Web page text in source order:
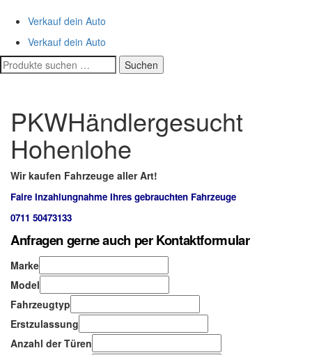
Verkauf dein Auto
Verkauf dein Auto
Suchen
nach:
Suchen
PKWHändlergesucht
Hohenlohe
Wir kaufen Fahrzeuge aller Art!
Faire Inzahlungnahme Ihres gebrauchten Fahrzeuge
0711 50473133
Anfragen gerne auch per Kontaktformular
Marke
Model
Fahrzeugtyp
Erstzulassung
Anzahl der Türen